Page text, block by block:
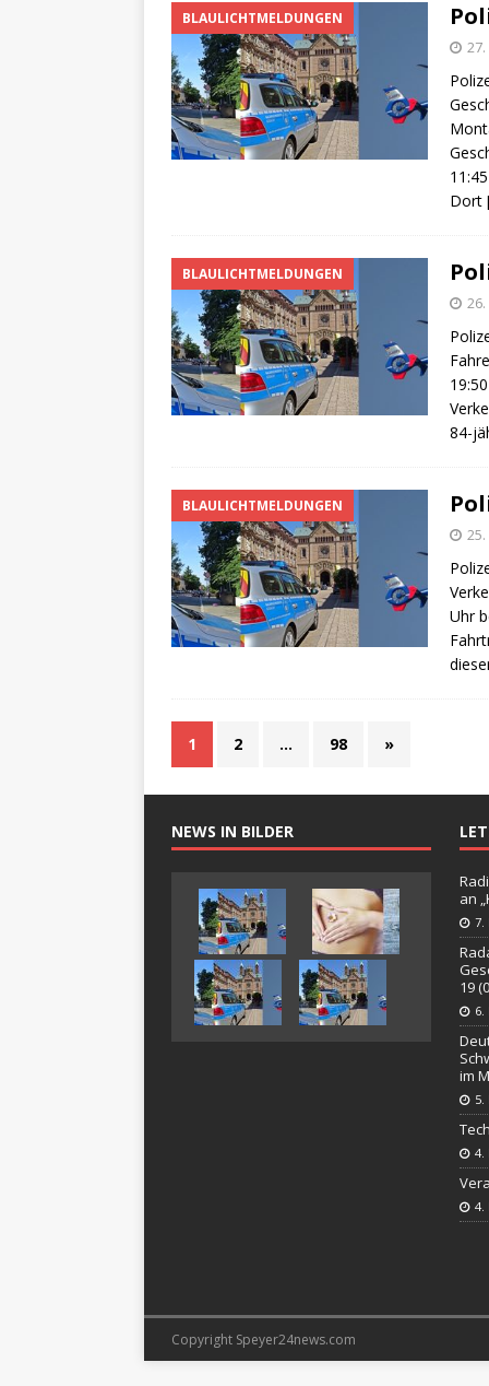
BLAULICHTMELDUNGEN
Dort
BLAULICHTMELDUNGEN
84-
BLAULICHTMELDUNGEN
Uhr
1 2 … 98 »
NEWS IN BILDER
an
7.
19
6.
im
5.
4.
4.
Copyright Speyer24news.com